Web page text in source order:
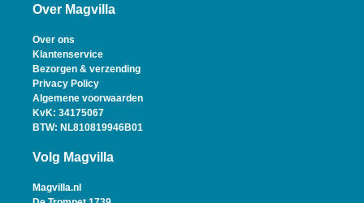
Over Magvilla
Over ons
Klantenservice
Bezorgen & verzending
Privacy Policy
Algemene voorwaarden
KvK: 34175067
BTW: NL810819946B01
Volg Magvilla
Magvilla.nl